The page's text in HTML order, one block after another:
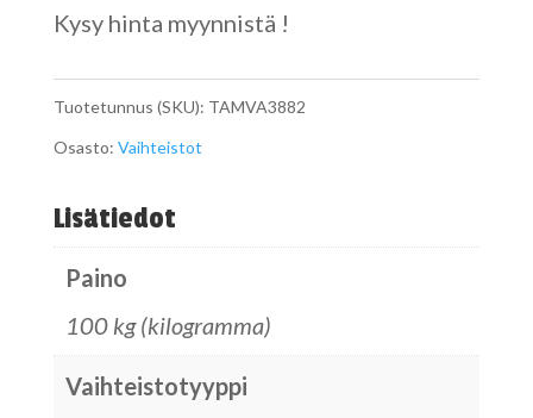
Kysy hinta myynnistä !
Tuotetunnus (SKU): TAMVA3882
Osasto: Vaihteistot
Lisätiedot
Paino
100 kg (kilogramma)
Vaihteistotyyppi